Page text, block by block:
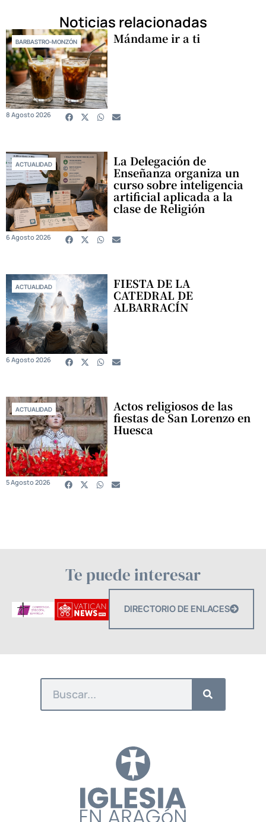
Noticias relacionadas
BARBASTRO-MONZÓN Mándame ir a ti
8 Agosto 2026
ACTUALIDAD La Delegación de
Enseñanza organiza un
curso sobre inteligencia
artificial aplicada a la
clase de Religión
6 Agosto 2026
ACTUALIDAD FIESTA DE LA
CATEDRAL DE
ALBARRACÍN
6 Agosto 2026
ACTUALIDAD Actos religiosos de las
fiestas de San Lorenzo en
Huesca
5 Agosto 2026
Te puede interesar
DIRECTORIO DE ENLACES